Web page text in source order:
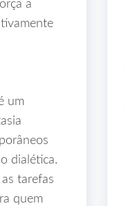
a
um
dialética.
tarefas
quem